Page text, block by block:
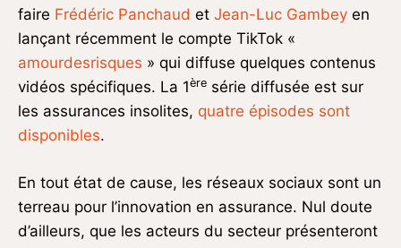
faire Frédéric Panchaud et Jean-Luc Gambey en
lançant récemment le compte TikTok «
amourdesrisques » qui diffuse quelques contenus
vidéos spécifiques. La 1ère série diffusée est sur
les assurances insolites, quatre épisodes sont
disponibles.
En tout état de cause, les réseaux sociaux sont un
terreau pour l’innovation en assurance. Nul doute
d’ailleurs, que les acteurs du secteur présenteront